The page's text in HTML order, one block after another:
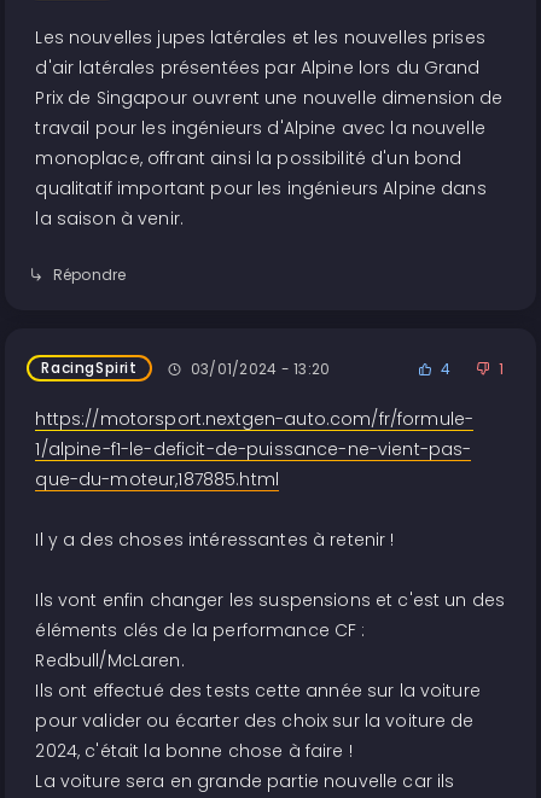
Les nouvelles jupes latérales et les nouvelles prises
d'air latérales présentées par Alpine lors du Grand
Prix de Singapour ouvrent une nouvelle dimension de
travail pour les ingénieurs d'Alpine avec la nouvelle
monoplace, offrant ainsi la possibilité d'un bond
qualitatif important pour les ingénieurs Alpine dans
la saison à venir.
Répondre
RacingSpirit 03/01/2024 - 13:20 4 1
https://motorsport.nextgen-auto.com/fr/formule-
1/alpine-f1-le-deficit-de-puissance-ne-vient-pas-
que-du-moteur,187885.html
Il y a des choses intéressantes à retenir !
Ils vont enfin changer les suspensions et c'est un des
éléments clés de la performance CF :
Redbull/McLaren.
Ils ont effectué des tests cette année sur la voiture
pour valider ou écarter des choix sur la voiture de
2024, c'était la bonne chose à faire !
La voiture sera en grande partie nouvelle car ils